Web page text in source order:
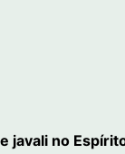
javali no